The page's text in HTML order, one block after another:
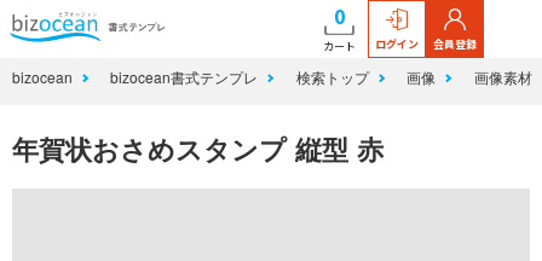
0
カート ログイン 会員登録
bizocean bizocean書式テンプレ 検索トップ 画像 画像素材
年賀状おさめスタンプ 縦型 赤